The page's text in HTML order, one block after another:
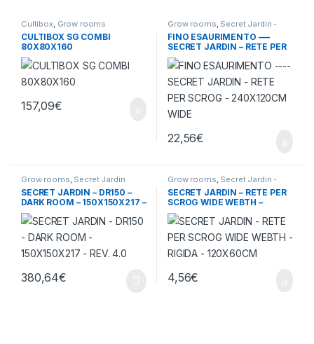
Cultibox, Grow rooms
CULTIBOX SG COMBI
80X80X160
157,09€
Grow rooms, Secret Jardin -
Accessori
FINO ESAURIMENTO —-
SECRET JARDIN – RETE PER
SCROG – 240X120CM WIDE
22,56€
Grow rooms Secret Jardin
SECRET JARDIN – DR150 –
DARK ROOM – 150X150X217 –
REV. 4.0
380,64€
Grow rooms Secret Jardin -
SECRET JARDIN – RETE PER
SCROG WIDE WEBTH –
RIGIDA – 120X60CM
4,56€